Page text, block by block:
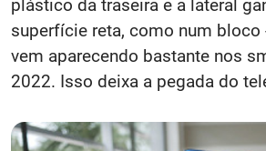
plástico da traseira e a lateral
superfície reta, como num bloco
vem aparecendo bastante nos
2022. Isso deixa a pegada do